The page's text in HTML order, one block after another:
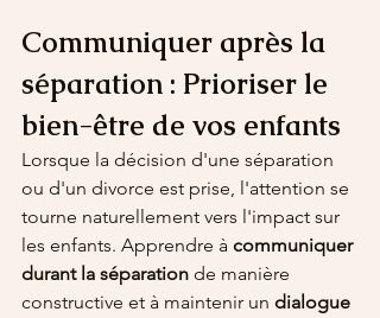
Communiquer après la
séparation : Prioriser le
bien-être de vos enfants
Lorsque la décision d'une séparation
ou d'un divorce est prise, l'attention se
tourne naturellement vers l'impact sur
les enfants. Apprendre à communiquer
durant la séparation de manière
constructive et à maintenir un dialogue